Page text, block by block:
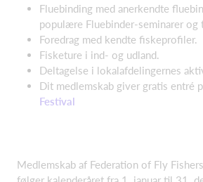
Fluebinding med anerkendte
populære Fluebinder-seminarer og
Foredrag med kendte fiskeprofiler.
Fisketure i ind- og udland.
Deltagelse i lokalafdelingernes
Dit medlemskab giver gratis entré
Festival
Medlemskab af Federation of Fly